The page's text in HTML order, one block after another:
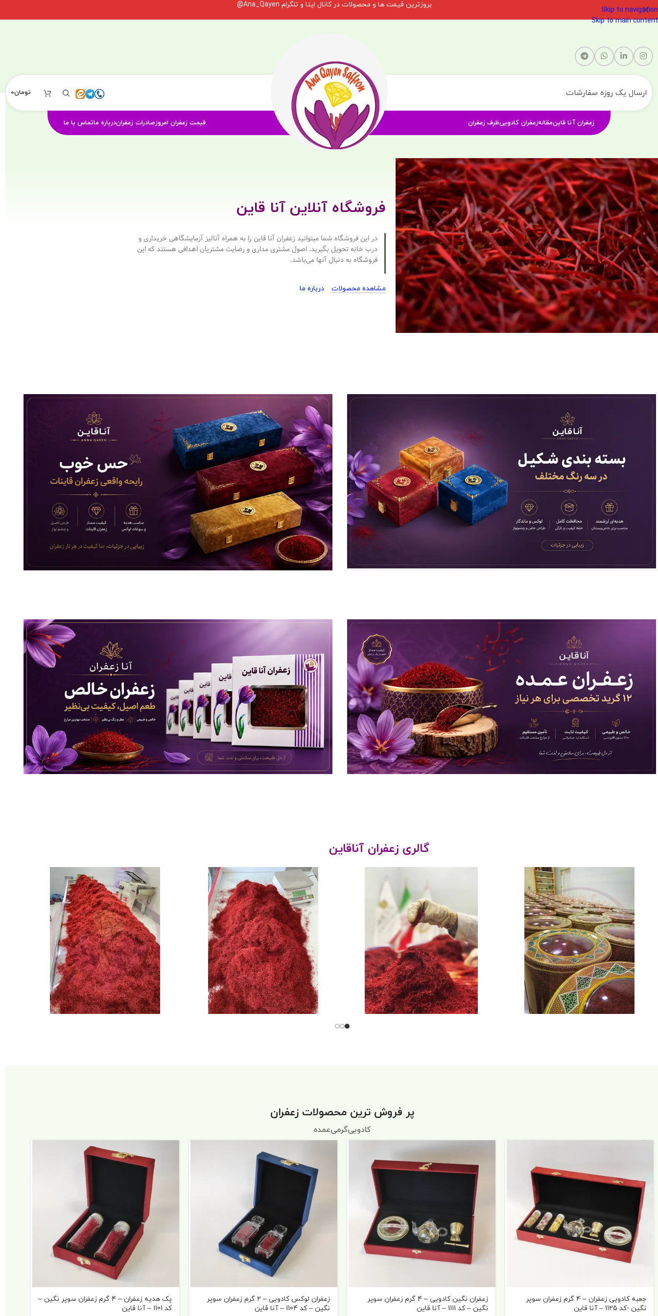
Skip to navigation
Skip to main content
بروزترین قیمت ها و محصولات در کانال ایتا و تلگرام Ana_Qayen@
ارسال یک روزه سفارشات تومان0
زعفران آنا قاینمقالهزعفران کادوییظرف زعفران قیمت زعفران امروزصادرات زعفراندرباره ماتماس با ما
فروشگاه آنلاین آنا قاین
در این فروشگاه شما میتوانید زعفران آنا قاین را به همراه آنالیز آزمایشگاهی خریداری و
درب خانه تحویل بگیرید. اصول مشتری مداری و رضایت مشتریان اهدافی هستند که این
فروشگاه به دنبال آنها می‌باشد.
مشاهده محصولات درباره ما
گالری زعفران آناقاین
پر فروش ترین محصولات زعفران
کادوییگرمیعمده
جعبه کادویی زعفران – 4 گرم زعفران سوپر
نگین -کد 1125 – آنا قاین
زعفران نگین کادویی – 4 گرم زعفران سوپر
نگین – کد 1111 – آنا قاین
زعفران لوکس کادویی – 2 گرم زعفران سوپر
نگین – کد 1104 – آنا قاین
پک هدیه زعفران – 4 گرم زعفران سوپر نگین –
کد 1101 – آنا قاین